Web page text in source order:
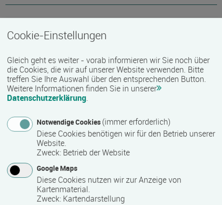
08.00 - 15.00 Uhr
Mindest­teilnehmer­anzahl
6
Maximale Teilnehmerzahl
Teilnahmegebühr
Cookie-Einstellungen
Gleich geht es weiter - vorab informieren wir Sie noch über
die Cookies, die wir auf unserer Website verwenden. Bitte
treffen Sie Ihre Auswahl über den entsprechenden Button.
Weitere Informationen finden Sie in unserer
Datenschutzerklärung.
Notwendige Cookies (immer erforderlich)
Diese Cookies benötigen wir für den Betrieb unserer
Website.
Zweck: Betrieb der Website
Google Maps
Diese Cookies nutzen wir zur Anzeige von
Kartenmaterial.
Zweck: Kartendarstellung